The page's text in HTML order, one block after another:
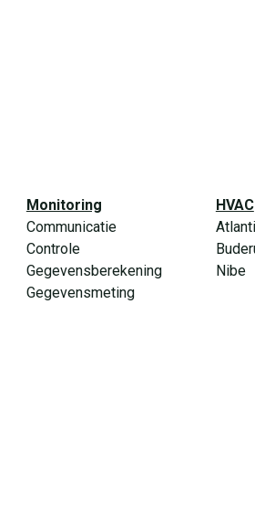
Monitoring
Communicatie
Controle
Gegevensberekening
Gegevensmeting
HVAC
Nibe